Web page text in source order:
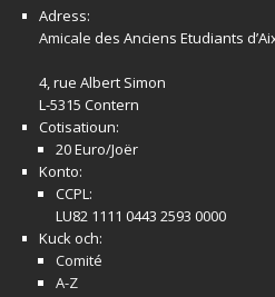
Adress:
Amicale des Anciens Etudiants
4, rue Albert Simon
L-5315 Contern
Cotisatioun:
20 Euro/Joër
Konto:
CCPL:
LU82 1111 0443 2593 0000
Kuck och:
Comité
A-Z